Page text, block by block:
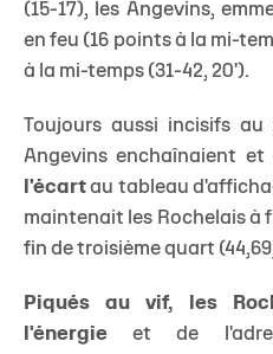
(15-17), les Angevins,
en feu (16 points à la mi-
à la mi-temps (31-42, 20').
Toujours aussi incisifs
Angevins enchaînaient et
l'écartau tableau
maintenait les Rochelais à
fin de troisième quart
Piqués au vif, les
l'énergie et de